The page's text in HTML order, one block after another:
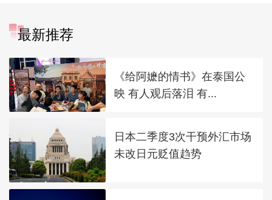
最新推荐
《给阿嬷的情书》在泰国公
映 有人观后落泪 有...
日本二季度3次干预外汇市场
未改日元贬值趋势